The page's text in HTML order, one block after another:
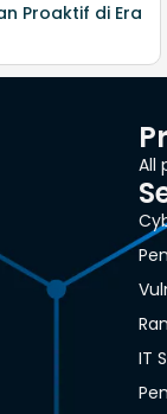
Proaktif di Era
All
IT